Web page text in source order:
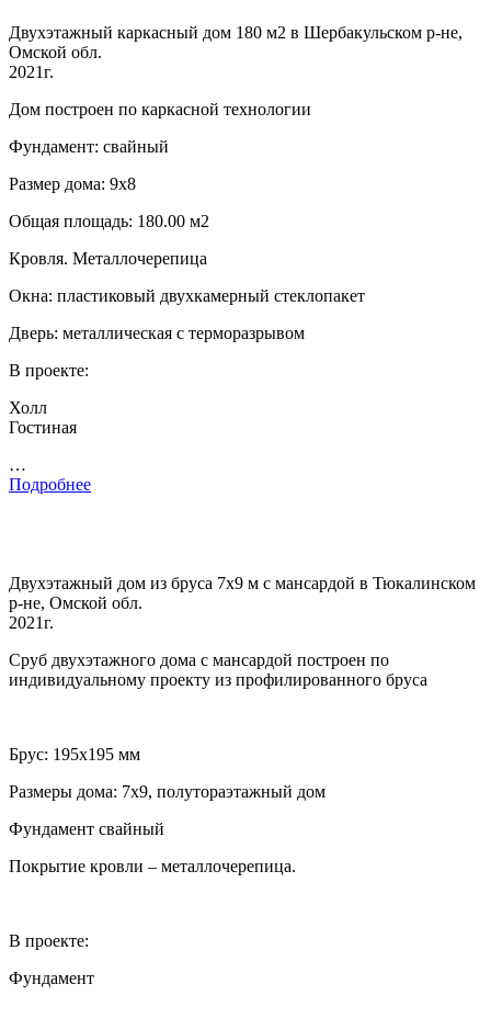
Двухэтажный каркасный дом 180 м2 в Шербакульском р-не,
Омской обл.
2021г.
Дом построен по каркасной технологии
Фундамент: свайный
Размер дома: 9х8
Общая площадь: 180.00 м2
Кровля. Металлочерепица
Окна: пластиковый двухкамерный стеклопакет
Дверь: металлическая с терморазрывом
В проекте:
Холл
Гостиная
…
Подробнее
Двухэтажный дом из бруса 7х9 м с мансардой в Тюкалинском
р-не, Омской обл.
2021г.
Сруб двухэтажного дома с мансардой построен по
индивидуальному проекту из профилированного бруса
Брус: 195х195 мм
Размеры дома: 7х9, полутораэтажный дом
Фундамент свайный
Покрытие кровли – металлочерепица.
В проекте:
Фундамент